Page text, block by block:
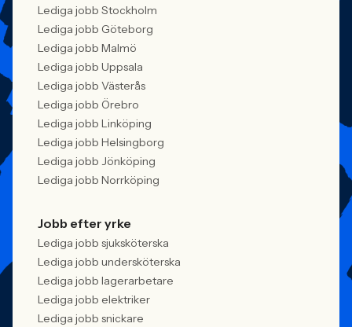
Lediga jobb Stockholm
Lediga jobb Göteborg
Lediga jobb Malmö
Lediga jobb Uppsala
Lediga jobb Västerås
Lediga jobb Örebro
Lediga jobb Linköping
Lediga jobb Helsingborg
Lediga jobb Jönköping
Lediga jobb Norrköping
Jobb efter yrke
Lediga jobb sjuksköterska
Lediga jobb undersköterska
Lediga jobb lagerarbetare
Lediga jobb elektriker
Lediga jobb snickare